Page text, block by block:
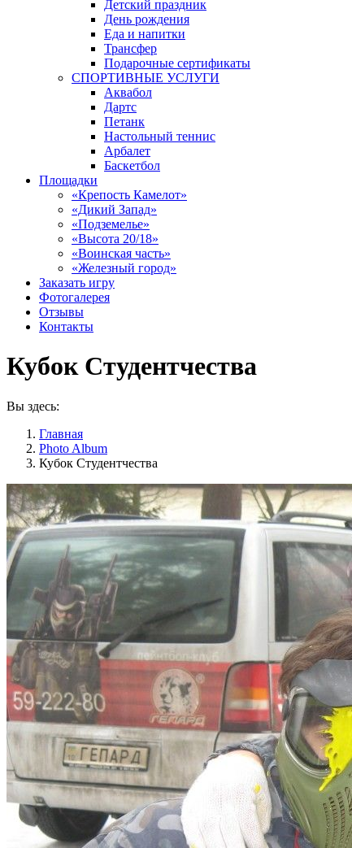
Детский праздник
День рождения
Еда и напитки
Трансфер
Подарочные сертификаты
СПОРТИВНЫЕ УСЛУГИ
Аквабол
Дартс
Петанк
Настольный теннис
Арбалет
Баскетбол
Площадки
«Крепость Камелот»
«Дикий Запад»
«Подземелье»
«Высота 20/18»
«Воинская часть»
«Железный город»
Заказать игру
Фотогалерея
Отзывы
Контакты
Кубок Студентчества
Вы здесь:
Главная
Photo Album
Кубок Студентчества